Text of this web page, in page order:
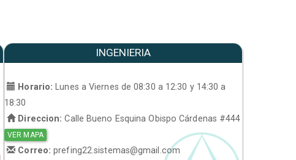
INGENIERIA
Horario:
Lunes a Viernes de 08:30 a 12:30 y 14:30 a
18:30
Direccion: Calle Bueno Esquina Obispo Cárdenas #444
VER MAPA
Correo:prefing22.sistemas@gmail.com